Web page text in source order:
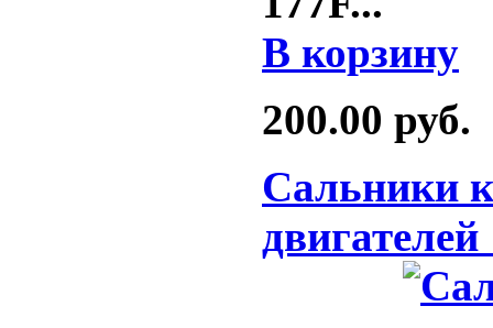
В корзину
200.00 руб.
Сальники